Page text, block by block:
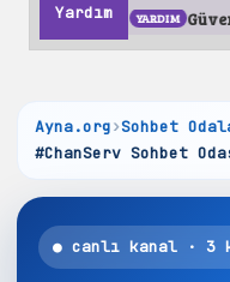
Yardım Güvenli
Ayna.org›Sohbet
#ChanServ Sohbet
● canlı kanal · 3